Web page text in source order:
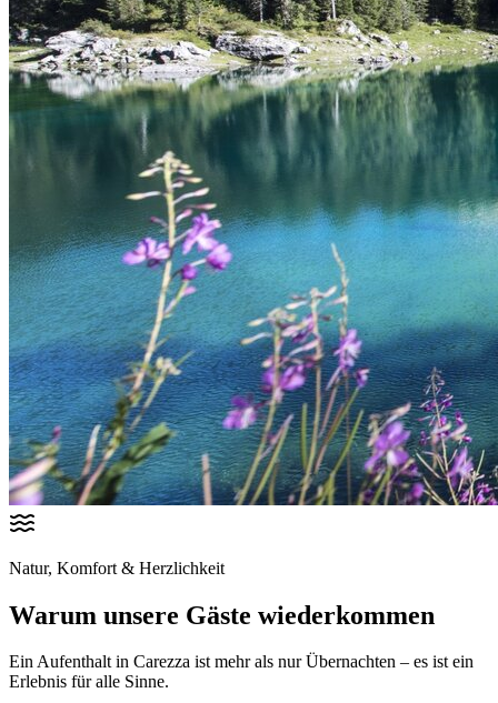
Natur, Komfort & Herzlichkeit
Warum unsere Gäste wiederkommen
Ein Aufenthalt in Carezza ist mehr als nur Übernachten – es ist ein
Erlebnis für alle Sinne.